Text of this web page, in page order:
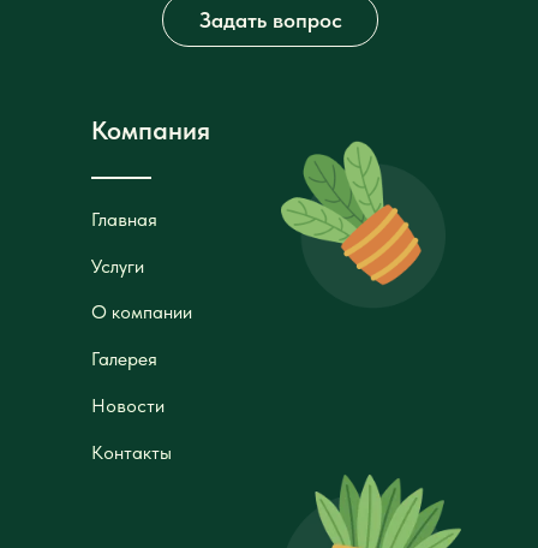
Задать вопрос
Контакты
Контакты
Новости
Новости
Галерея
Галерея
О компании
О компании
Услуги
Услуги
Главная
Главная
Компания